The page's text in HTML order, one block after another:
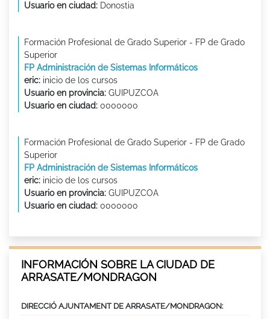
Usuario en ciudad: Donostia
Formación Profesional de Grado Superior - FP de Grado
Superior
FP Administración de Sistemas Informáticos
eric: inicio de los cursos
Usuario en provincia: GUIPUZCOA
Usuario en ciudad: 0000000
Formación Profesional de Grado Superior - FP de Grado
Superior
FP Administración de Sistemas Informáticos
eric: inicio de los cursos
Usuario en provincia: GUIPUZCOA
Usuario en ciudad: 0000000
INFORMACIÓN SOBRE LA CIUDAD DE
ARRASATE/MONDRAGON
DIRECCIÓ AJUNTAMENT DE ARRASATE/MONDRAGON: